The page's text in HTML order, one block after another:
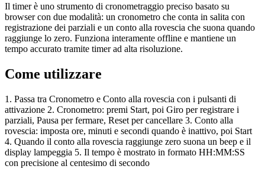
Il timer è uno strumento di cronometraggio preciso basato su
browser con due modalità: un cronometro che conta in salita con
registrazione dei parziali e un conto alla rovescia che suona quando
raggiunge lo zero. Funziona interamente offline e mantiene un
tempo accurato tramite timer ad alta risoluzione.
Come utilizzare
1. Passa tra Cronometro e Conto alla rovescia con i pulsanti di
attivazione 2. Cronometro: premi Start, poi Giro per registrare i
parziali, Pausa per fermare, Reset per cancellare 3. Conto alla
rovescia: imposta ore, minuti e secondi quando è inattivo, poi Start
4. Quando il conto alla rovescia raggiunge zero suona un beep e il
display lampeggia 5. Il tempo è mostrato in formato HH:MM:SS
con precisione al centesimo di secondo